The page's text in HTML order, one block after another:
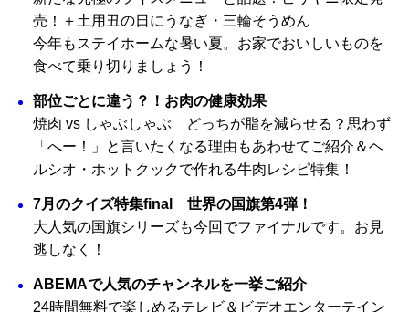
売！＋土用丑の日にうなぎ・三輪そうめん
今年もステイホームな暑い夏。お家でおいしいものを
食べて乗り切りましょう！
部位ごとに違う？！お肉の健康効果
焼肉 vs しゃぶしゃぶ どっちが脂を減らせる？思わず
「へー！」と言いたくなる理由もあわせてご紹介＆ヘ
ルシオ・ホットクックで作れる牛肉レシピ特集！
7月のクイズ特集final 世界の国旗第4弾！
大人気の国旗シリーズも今回でファイナルです。お見
逃しなく！
ABEMAで人気のチャンネルを一挙ご紹介
24時間無料で楽しめるテレビ＆ビデオエンターテイン